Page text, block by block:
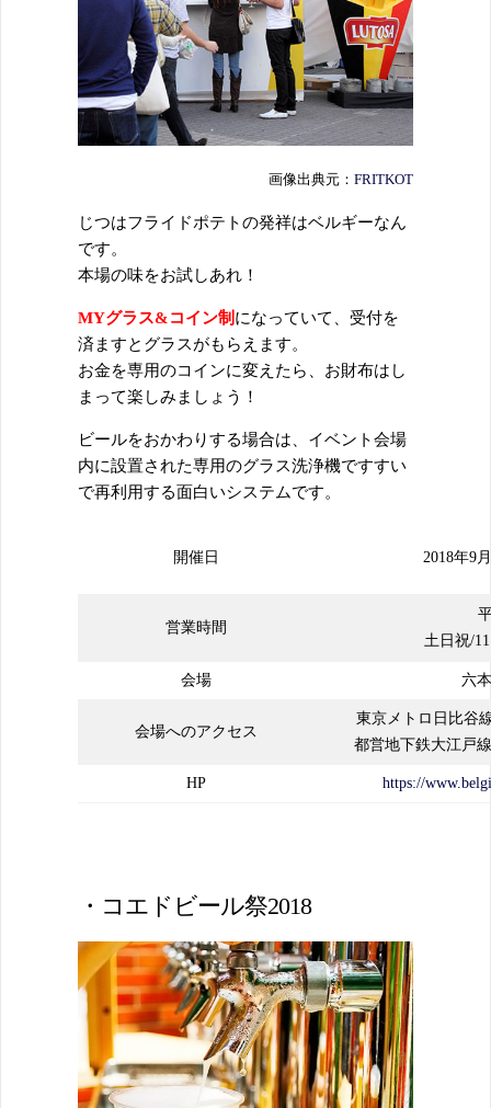
画像出典元： FRITKOT
じつはフライドポテトの発祥はベルギーなん
です。
本場の味をお試しあれ！
MYグラス&コイン制 になっていて、受付を
済ますとグラスがもらえます。
お金を専用のコインに変えたら、お財布はし
まって楽しみましょう！
ビールをおかわりする場合は、イベント会場
内に設置された専用のグラス洗浄機ですすい
で再利用する面白いシステムです。
開催日 2018年9
営業時間
土日祝/
会場 六
会場へのアクセス
東京メトロ日比谷
都営地下鉄大江戸
HP https://
・コエドビール祭2018